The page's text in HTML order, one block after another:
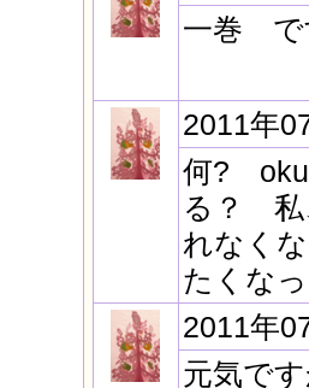
一巻 で
2011年
何?
る？ 私
れなく
たくな
2011年
元気で